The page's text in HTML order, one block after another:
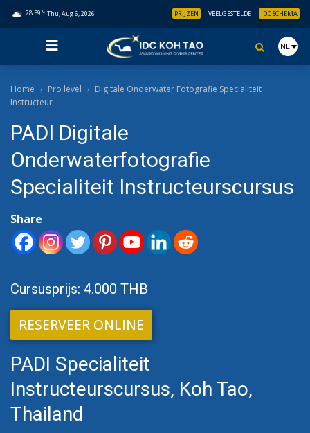
28.59 C Thu, Aug 6, 2026 PRIJZEN VEELGESTELDE IDC SCHEMA
NL
Home Pro level
Digitale Onderwater Fotografie Specialiteit
Instructeur
PADI Digitale
Onderwaterfotografie
Specialiteit Instructeurscursus
Share
Cursusprijs: 4.000 THB
RESERVEER ONLINE
PADI Specialiteit
Instructeurscursus, Koh Tao,
Thailand